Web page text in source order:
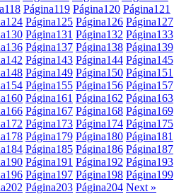
118 Página119 Página120 Página121
124 Página125 Página126 Página127
130 Página131 Página132 Página133
136 Página137 Página138 Página139
142 Página143 Página144 Página145
148 Página149 Página150 Página151
154 Página155 Página156 Página157
160 Página161 Página162 Página163
166 Página167 Página168 Página169
172 Página173 Página174 Página175
178 Página179 Página180 Página181
184 Página185 Página186 Página187
190 Página191 Página192 Página193
196 Página197 Página198 Página199
202 Página203 Página204 Next »